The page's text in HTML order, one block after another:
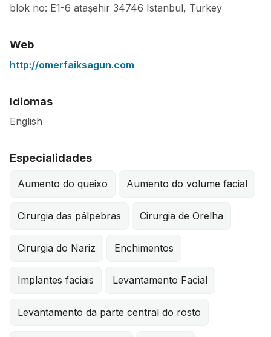
blok no: E1-6 ataşehir 34746 Istanbul, Turkey
Web
http://omerfaiksagun.com
Idiomas
English
Especialidades
Aumento do queixo Aumento do volume facial
Cirurgia das pálpebras Cirurgia de Orelha
Cirurgia do Nariz Enchimentos
Implantes faciais Levantamento Facial
Levantamento da parte central do rosto